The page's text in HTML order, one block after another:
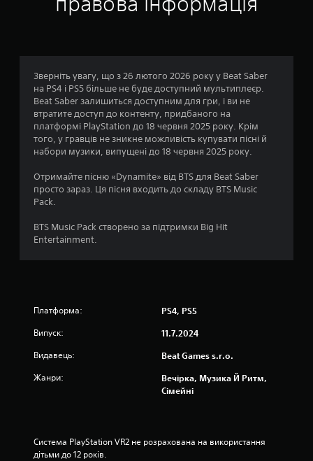
:
1
з
п
я
з
н
о
Зверніть увагу, що з 26 лютого 2026 року у Beat Saber
на PS4 і PS5 більше не буде доступний мультиплеєр.
Beat Saber залишиться доступним для гри, і ви не
втратите доступ до контенту, придбаного на
платформі PlayStation до 18 червня 2025 року. Крім
того, у гравців не зникне можливість купувати пісні й
набори музики, випущені до 18 червня 2025 року.
Отримайте пісню «Dynamite» від BTS для Beat Saber
просто зараз. Ця пісня входить до складу BTS Music
Pack.
BTS Music Pack створено за підтримки Big Hit
Entertainment.
Платформа: PS4, PS5
Випуск: 11.7.2024
Видавець: Beat Games s.r.o.
Жанри:
Вечірка, Музика Й Ритм,
Сімейні
Система PlayStation VR2 не розрахована на використання
дітьми до 12 років.